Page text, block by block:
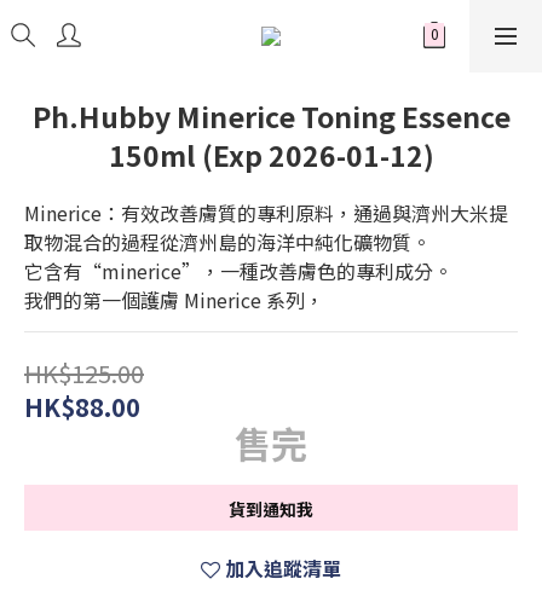
Ph.Hubby Minerice Toning Essence
150ml (Exp 2026-01-12)
Minerice：有效改善膚質的專利原料，通過與濟州大米提
取物混合的過程從濟州島的海洋中純化礦物質。
它含有“minerice”，一種改善膚色的專利成分。
我們的第一個護膚 Minerice 系列，
HK$125.00
HK$88.00
售完
貨到通知我
加入追蹤清單